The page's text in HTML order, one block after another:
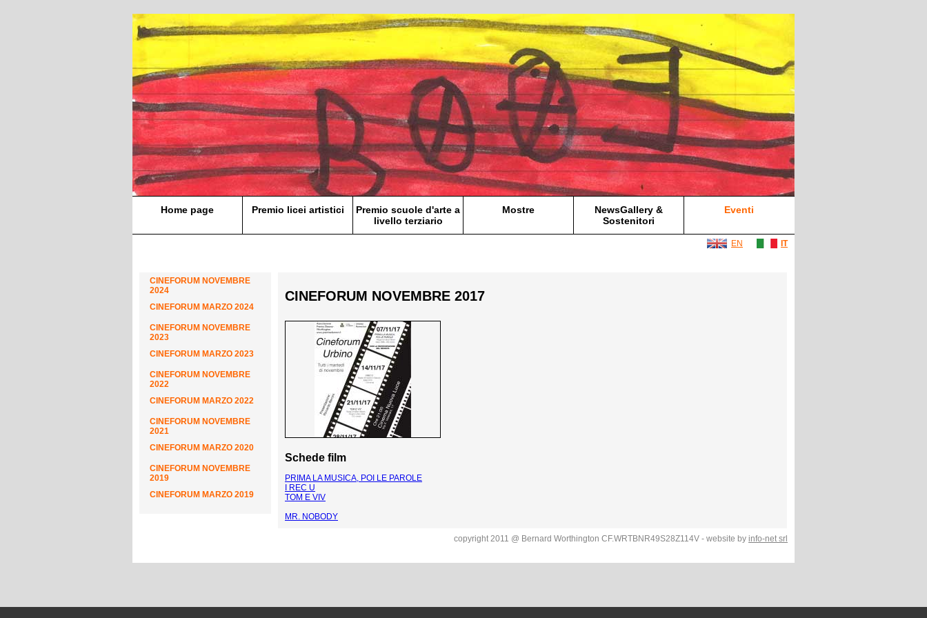
Home page Premio licei artistici
Premio scuole d'arte a
livello terziario
Mostre
NewsGallery &
Sostenitori
Eventi
IT
EN
CINEFORUM NOVEMBRE
2024
CINEFORUM MARZO 2024
CINEFORUM NOVEMBRE
2023
CINEFORUM MARZO 2023
CINEFORUM NOVEMBRE
2022
CINEFORUM MARZO 2022
CINEFORUM NOVEMBRE
2021
CINEFORUM MARZO 2020
CINEFORUM NOVEMBRE
2019
CINEFORUM MARZO 2019
CINEFORUM NOVEMBRE 2017
Schede film
PRIMA LA MUSICA, POI LE PAROLE
I REC U
TOM E VIV
MR. NOBODY
copyright 2011 @ Bernard Worthington CF.WRTBNR49S28Z114V - website by info-net srl